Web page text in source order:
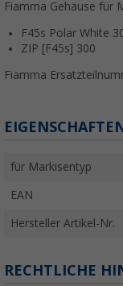
Fiamma Gehäuse für
F45s Polar White
ZIP [F45s] 300
Fiamma
für Markisentyp
EAN
Hersteller Artikel-Nr.
RECHTLICHE